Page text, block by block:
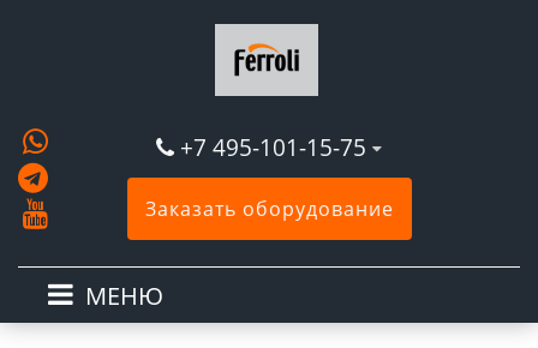
+7 495-101-15-75
Заказать оборудование
МЕНЮ